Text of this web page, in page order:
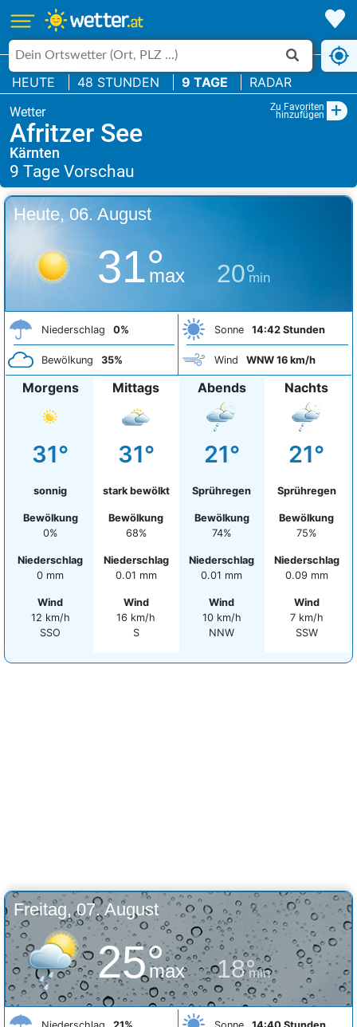
HEUTE 48 STUNDEN 9 TAGE RADAR
Zu Favoriten
hinzufügen +
Afritzer See
Kärnten
Heute, 06. August
31°
max 20°
min
Niederschlag 0%
Bewölkung 35%
Sonne 14:42 Stunden
Wind WNW 16 km/h
Morgens
31°
sonnig
Bewölkung
0%
Niederschlag
0 mm
Wind
12 km/h
SSO
Mittags
31°
stark bewölkt
Bewölkung
68%
Niederschlag
0.01 mm
Wind
16 km/h
S
Abends
21°
Sprühregen
Bewölkung
74%
Niederschlag
0.01 mm
Wind
10 km/h
NNW
Nachts
21°
Sprühregen
Bewölkung
75%
Niederschlag
0.09 mm
Wind
7 km/h
SSW
Freitag, 07. August
25°
max 18°
min
Niederschlag 21% Sonne 14:40 Stunden